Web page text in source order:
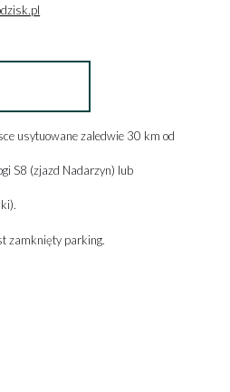
usytuowane zaledwie 30 km od
S8 (zjazd Nadarzyn) lub
zamknięty parking.